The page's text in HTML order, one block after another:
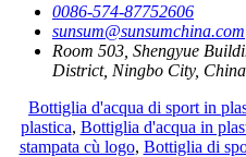
0086-574-87752606
sunsum@sunsumchina.com
Room 503, Shengyue
District, Ningbo City,
Bottiglia d'acqua di sport in
plastica, Bottiglia d'acqua in
stampata cù logo, Bottiglia di